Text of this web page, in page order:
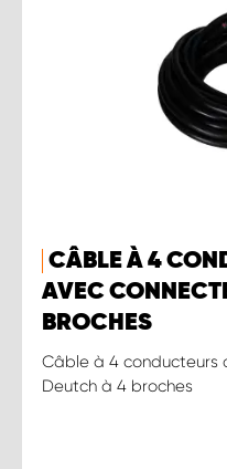
CÂBLE À 4
AVEC
BROCHES
Câble à 4 conducteurs
Deutch à 4 broches